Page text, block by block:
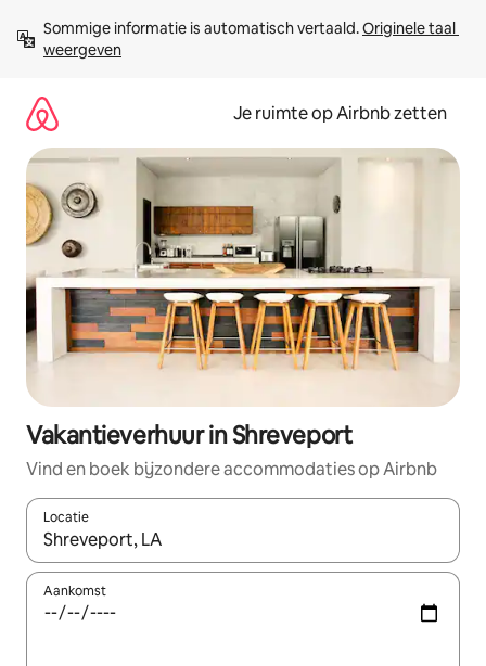
direct
naar
Sommige informatie is automatisch vertaald. Originele taal
weergeven
Je ruimte op Airbnb zetten
Vakantieverhuur in Shreveport
Vind en boek bijzondere accommodaties op Airbnb
Locatie
Wanneer er suggesties beschikbaar zijn, maak je een keuze
Aankomst